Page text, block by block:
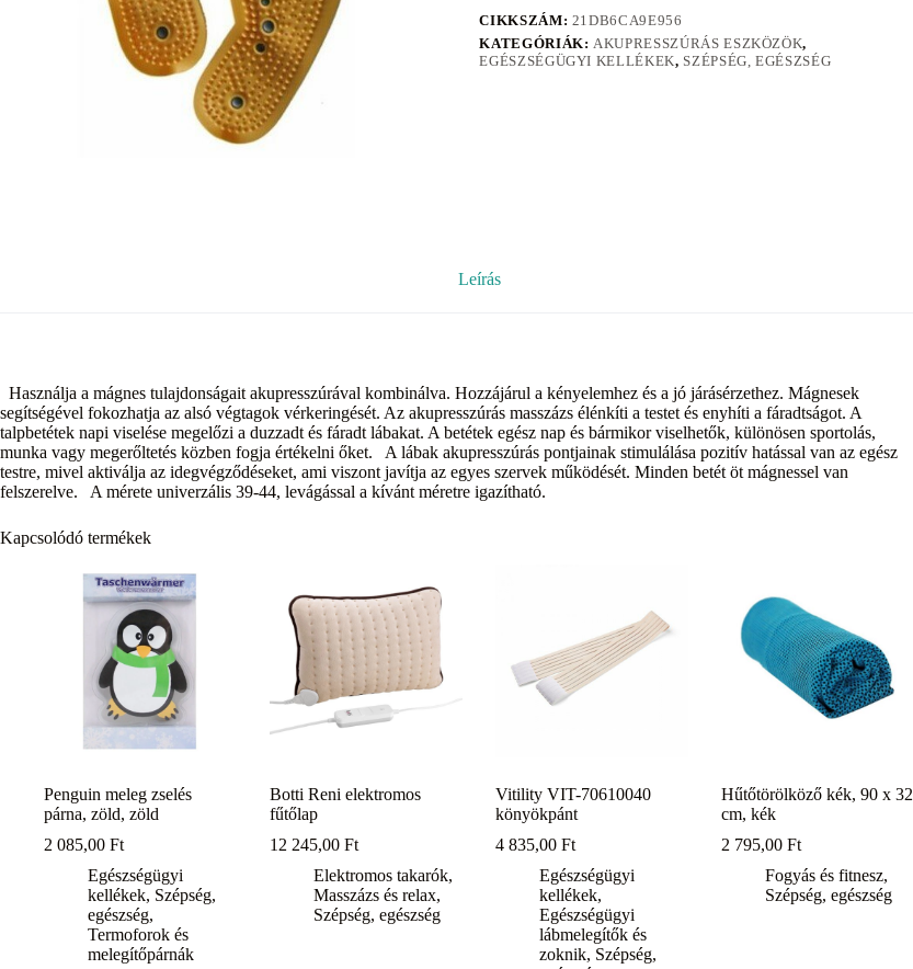
CIKKSZÁM: 21DB6CA9E956
KATEGÓRIÁK:AKUPRESSZÚRÁS ESZKÖZÖK,
EGÉSZSÉGÜGYI KELLÉKEK, SZÉPSÉG, EGÉSZSÉG
Leírás
Használja a mágnes tulajdonságait akupresszúrával kombinálva. Hozzájárul a kényelemhez és a jó járásérzethez. Mágnesek
segítségével fokozhatja az alsó végtagok vérkeringését. Az akupresszúrás masszázs élénkíti a testet és enyhíti a fáradtságot. A
talpbetétek napi viselése megelőzi a duzzadt és fáradt lábakat. A betétek egész nap és bármikor viselhetők, különösen sportolás,
munka vagy megerőltetés közben fogja értékelni őket. A lábak akupresszúrás pontjainak stimulálása pozitív hatással van az egész
testre, mivel aktiválja az idegvégződéseket, ami viszont javítja az egyes szervek működését. Minden betét öt mágnessel van
felszerelve. A mérete univerzális 39-44, levágással a kívánt méretre igazítható.
Kapcsolódó termékek
Penguin meleg zselés
párna, zöld, zöld
2 085,00 Ft
Egészségügyi
kellékek, Szépség,
egészség,
Termoforok és
melegítőpárnák
Botti Reni elektromos
fűtőlap
12 245,00Ft
Elektromos takarók,
Masszázs és relax,
Szépség, egészség
Vitility VIT-70610040
könyökpánt
4 835,00Ft
Egészségügyi
kellékek,
Egészségügyi
lábmelegítők és
zoknik, Szépség,
Hűtőtörölköző kék, 90 x 32
cm, kék
2 795,00Ft
Fogyás és fitnesz,
Szépség, egészség